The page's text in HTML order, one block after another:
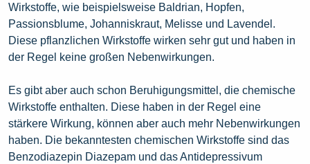
Wirkstoffe, wie beispielsweise Baldrian, Hopfen,
Passionsblume, Johanniskraut, Melisse und Lavendel.
Diese pflanzlichen Wirkstoffe wirken sehr gut und haben in
der Regel keine großen Nebenwirkungen.
Es gibt aber auch schon Beruhigungsmittel, die chemische
Wirkstoffe enthalten. Diese haben in der Regel eine
stärkere Wirkung, können aber auch mehr Nebenwirkungen
haben. Die bekanntesten chemischen Wirkstoffe sind das
Benzodiazepin Diazepam und das Antidepressivum